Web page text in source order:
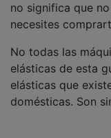
no significa que
necesites
No todas las
elásticas de esta
elásticas que
domésticas. Son